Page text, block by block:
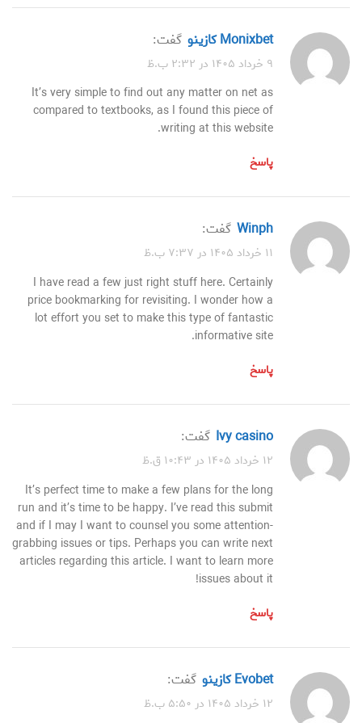
monixbet كازينو گفت:
۹ خرداد ۱۴۰۵ در ۲:۳۲ ب.ظ
It’s very simple to find out any matter on net as
compared to textbooks, as I found this piece of
writing at this website.
پاسخ
winph گفت:
۱۱ خرداد ۱۴۰۵ در ۷:۳۷ ب.ظ
I have read a few just right stuff here. Certainly
price bookmarking for revisiting. I wonder how a
lot effort you set to make this type of fantastic
informative site.
پاسخ
ivy casino گفت:
۱۲ خرداد ۱۴۰۵ در ۱۰:۴۳ ق.ظ
It’s perfect time to make a few plans for the long
run and it’s time to be happy. I’ve read this submit
and if I may I want to counsel you some attention-
grabbing issues or tips. Perhaps you can write next
articles regarding this article. I want to learn more
issues about it!
پاسخ
evobet كازينو گفت:
۱۲ خرداد ۱۴۰۵ در ۵:۵۰ ب.ظ